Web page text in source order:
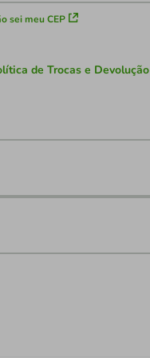
sei meu CEP
de Trocas e Devolução